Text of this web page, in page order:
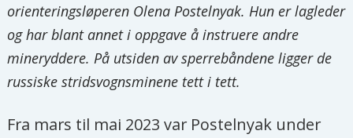
orienteringsløperen Olena Postelnyak. Hun er lagleder
og har blant annet i oppgave å instruere andre
mineryddere. På utsiden av sperrebåndene ligger de
russiske stridsvognsminene tett i tett.
Fra mars til mai 2023 var Postelnyak under